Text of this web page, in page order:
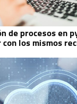
de procesos en
los mismos